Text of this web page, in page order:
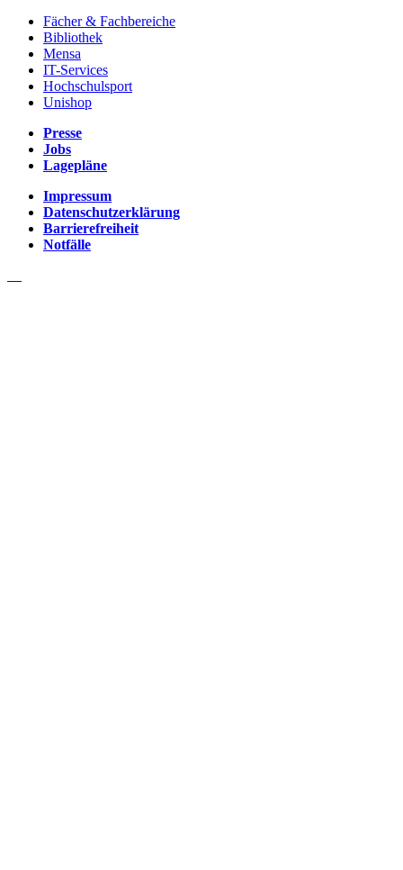
Fächer & Fachbereiche
Bibliothek
Mensa
IT-Services
Hochschulsport
Unishop
Presse
Jobs
Lagepläne
Impressum
Datenschutzerklärung
Barrierefreiheit
Notfälle